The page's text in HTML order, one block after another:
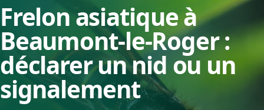
Frelon asiatique à
Beaumont-le-Roger :
déclarer un nid ou un
signalement